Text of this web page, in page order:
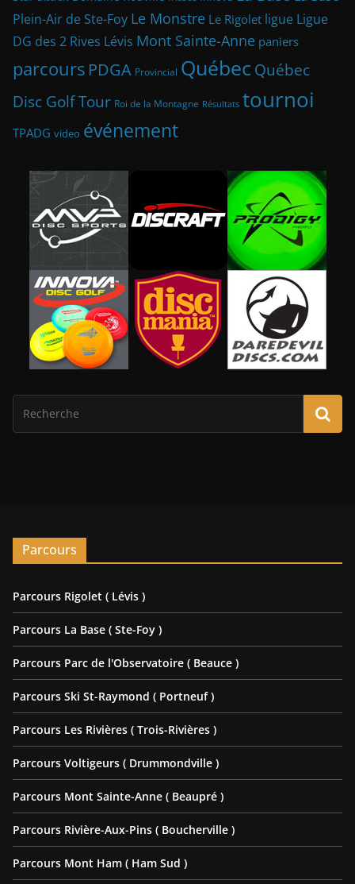
Plein-Air de Ste-Foy Le Monstre Le Rigolet ligue Ligue
DG des 2 Rives Lévis Mont Sainte-Anne paniers
parcours PDGA Provincial Québec Québec
Disc Golf Tour Roi de la Montagne Résultats tournoi
TPADG video événement
Parcours
Parcours Rigolet ( Lévis )
Parcours La Base ( Ste-Foy )
Parcours Parc de l'Observatoire ( Beauce )
Parcours Ski St-Raymond ( Portneuf )
Parcours Les Rivières ( Trois-Rivières )
Parcours Voltigeurs ( Drummondville )
Parcours Mont Sainte-Anne ( Beaupré )
Parcours Rivière-Aux-Pins ( Boucherville )
Parcours Mont Ham ( Ham Sud )